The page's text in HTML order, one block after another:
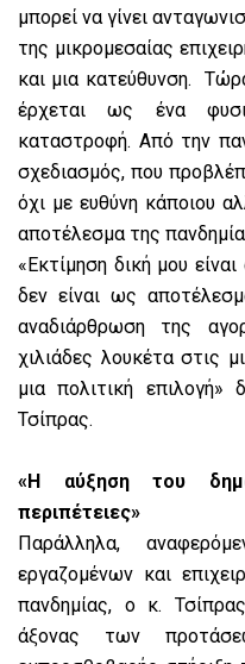
μπορεί να γίνει
της μικρομεσαίας
και μια κατεύθυνση.
έρχεται ως ένα
καταστροφή. Από την
σχεδιασμός, που
όχι με ευθύνη κάποιου
αποτέλεσμα της
«Εκτίμηση δική μου
δεν είναι ως
αναδιάρθρωση της
χιλιάδες λουκέτα στις
μια πολιτική
Τσίπρας.
«Η αύξηση του
περιπέτειες»
Παράλληλα,
εργαζομένων και
πανδημίας, ο κ.
άξονας των